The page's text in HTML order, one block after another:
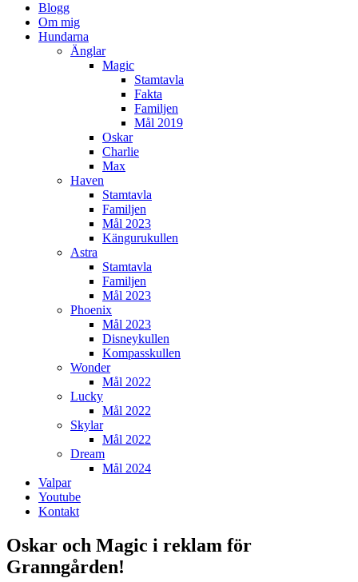
innehåll
Freestylehundar.se
Blogg
Om mig
Hundarna
Änglar
Magic
Stamtavla
Fakta
Familjen
Mål 2019
Oskar
Charlie
Max
Haven
Stamtavla
Familjen
Mål 2023
Kängurukullen
Astra
Stamtavla
Familjen
Mål 2023
Phoenix
Mål 2023
Disneykullen
Kompasskullen
Wonder
Mål 2022
Lucky
Mål 2022
Skylar
Mål 2022
Dream
Mål 2024
Valpar
Youtube
Kontakt
Oskar och Magic i reklam för
Granngården!